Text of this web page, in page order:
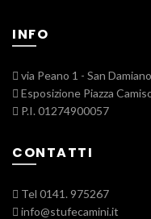
INFO
via Peano 1 - San
Esposizione Piazza
P.I. 01274900057
CONTATTI
Tel 0141. 975267
info@stufecamini.it